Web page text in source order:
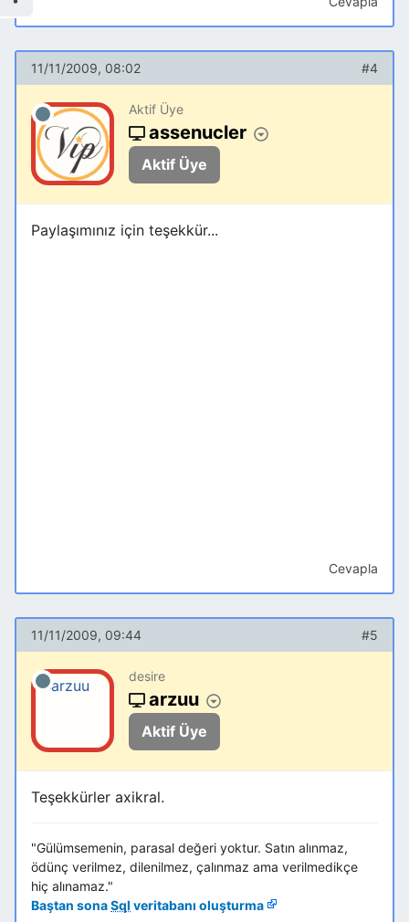
11/11/2009, 08:02 #4
Aktif Üye
assenucler
Aktif Üye
Paylaşımınız için teşekkür...
Cevapla
11/11/2009, 09:44 #5
desire
arzuu
Aktif Üye
Teşekkürler axikral.
"Gülümsemenin, parasal değeri yoktur. Satın alınmaz,
ödünç verilmez, dilenilmez, çalınmaz ama verilmedikçe
hiç alınamaz."
Baştan sonaSql veritabanı oluşturma